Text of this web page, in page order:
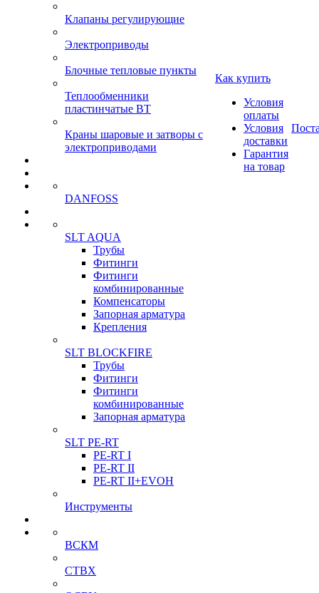
Клапаны регулирующие
Электроприводы
Блочные тепловые пункты
Теплообменники
пластинчатые ВТ
Краны шаровые и затворы с
электроприводами
DANFOSS
SLT AQUA
Трубы
Фитинги
Фитинги
комбинированные
Компенсаторы
Запорная арматура
Крепления
SLT BLOCKFIRE
Трубы
Фитинги
Фитинги
комбинированные
Запорная арматура
SLT PE-RT
PE-RT I
PE-RT II
PE-RT II+EVOH
Инструменты
ВСКМ
СТВХ
Как купить
Условия
оплаты
Условия
доставки
Гарантия
на товар